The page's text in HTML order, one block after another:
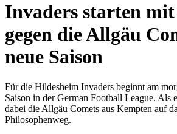
Invaders starten
gegen die Allgäu
neue Saison
Für die Hildesheim Invaders beginnt am
Saison in der German Football League. Als
dabei die Allgäu Comets aus Kempten auf
Philosophenweg.